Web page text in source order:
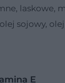
laskowe,
sojowy,
E